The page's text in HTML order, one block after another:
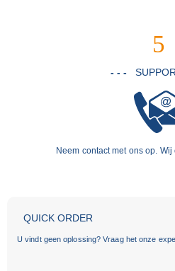
5
- - -
Neem contact met ons op.
E-mail-Support
ebiz@ace-int.eu
QUICK ORDER
U vindt geen oplossing? Vraag het onze